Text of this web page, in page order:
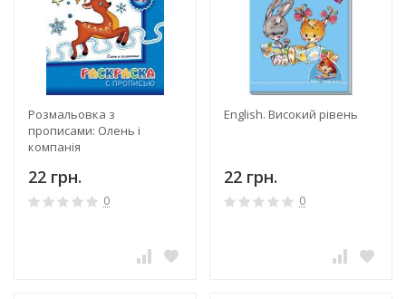
Розмальовка з
прописами: Олень і
компанія
22 грн.
0
English. Високий рівень
22 грн.
0